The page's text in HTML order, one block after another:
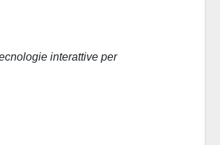
interattive per